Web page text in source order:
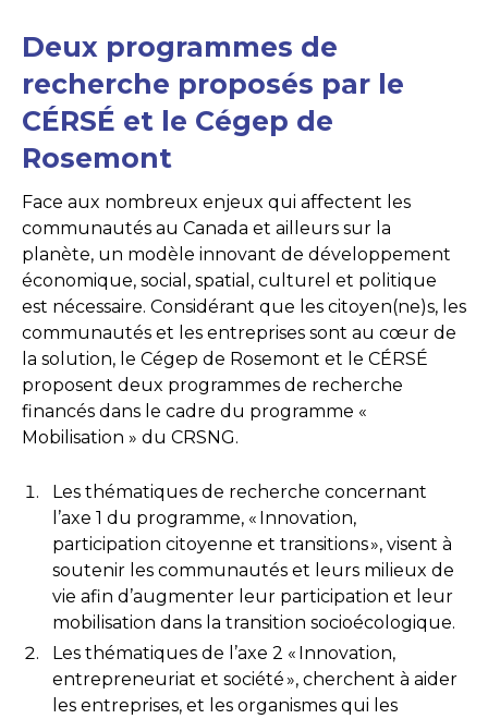
Deux programmes de
recherche proposés par le
CÉRSÉ et le Cégep de
Rosemont
Face aux nombreux enjeux qui affectent les
communautés au Canada et ailleurs sur la
planète, un modèle innovant de développement
économique, social, spatial, culturel et politique
est nécessaire. Considérant que les citoyen(ne)s, les
communautés et les entreprises sont au cœur de
la solution, le Cégep de Rosemont et le CÉRSÉ
proposent deux programmes de recherche
financés dans le cadre du programme «
Mobilisation » du CRSNG.
Les thématiques de recherche concernant
l’axe 1 du programme, « Innovation,
participation citoyenne et transitions », visent à
soutenir les communautés et leurs milieux de
vie afin d’augmenter leur participation et leur
mobilisation dans la transition socioécologique.
Les thématiques de l’axe 2 « Innovation,
entrepreneuriat et société », cherchent à aider
les entreprises, et les organismes qui les